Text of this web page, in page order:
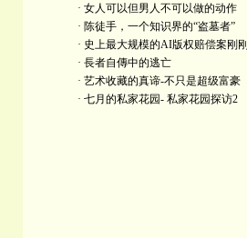
· 女人可以但男人不可以做的动作
· 陈徒手，一个知识界的“盗墓者”
· 史上最大规模的AI版权赔偿案刚刚
· 長者自傳中的逃亡
· 艺术收藏的真谛-不只是超级富豪
· 七月的私家花园- 私家花园探访2